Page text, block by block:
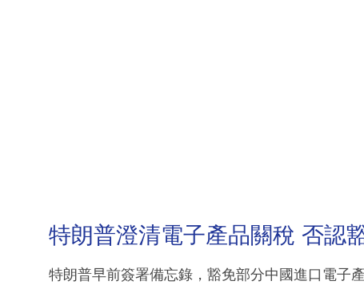
特朗普澄清電子產品關稅 否認
特朗普早前簽署備忘錄，豁免部分中國進口電子